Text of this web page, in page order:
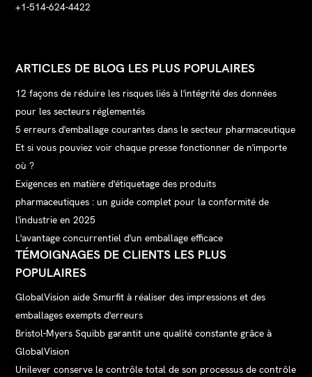
+1-514-624-4422
ARTICLES DE BLOG LES PLUS POPULAIRES
12 façons de réduire les risques liés à l'intégrité des données
pour les secteurs réglementés
5 erreurs d'emballage courantes dans le secteur pharmaceutique
Et si vous pouviez voir chaque presse fonctionner de n'importe
où ?
Exigences en matière d'étiquetage des produits
pharmaceutiques : un guide complet pour la conformité de
l'industrie en 2025
L'avantage concurrentiel d'un emballage efficace
TÉMOIGNAGES DE CLIENTS LES PLUS
POPULAIRES
GlobalVision aide Smurfit à réaliser des impressions et des
emballages exempts d'erreurs
Bristol-Myers Squibb garantit une qualité constante grâce à
GlobalVision
Unilever conserve le contrôle total de son processus de contrôle